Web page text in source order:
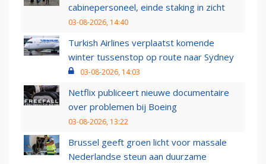
cabinepersoneel, einde staking in zicht
03-08-2026, 14:40
Turkish Airlines verplaatst komende
winter tussenstop op route naar Sydney
03-08-2026, 14:03
Netflix publiceert nieuwe documentaire
over problemen bij Boeing
03-08-2026, 13:22
Brussel geeft groen licht voor massale
Nederlandse steun aan duurzame